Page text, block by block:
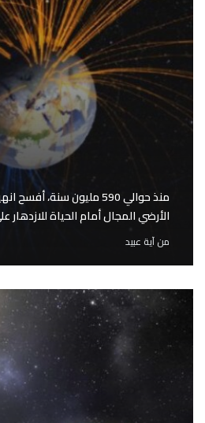
منذ حوالي 590 مليون سنة،
الأرضي المجال أمام الحياة للازدهار
منآية عبيد